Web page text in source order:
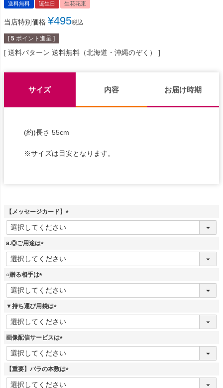
送料無料 誕生日 生花花束
当店特別価格 ¥495税込
[ 5 ポイント進呈 ]
送料パターン 送料無料（北海道・沖縄のぞく）
サイズ 内容 お届け時期
(約)長さ 55cm
※サイズは目安となります。
【メッセージカード】
(
a.◎ご用途は
(
必
須
○贈る相手は
(
必
須
▼持ち運び用袋は
(
必
須
画像配信サービスは
(
必
須
【重要】バラの本数は
(